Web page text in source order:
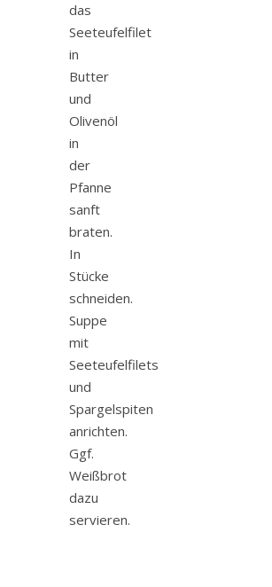
das
Seeteufelfilet
in
Butter
und
Olivenöl
in
der
Pfanne
sanft
braten.
In
Stücke
schneiden.
Suppe
mit
Seeteufelfilets
und
Spargelspiten
anrichten.
Ggf.
Weißbrot
dazu
servieren.